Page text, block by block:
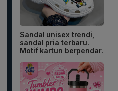
Sandal unisex trendi,
sandal pria terbaru.
Motif kartun berpendar.